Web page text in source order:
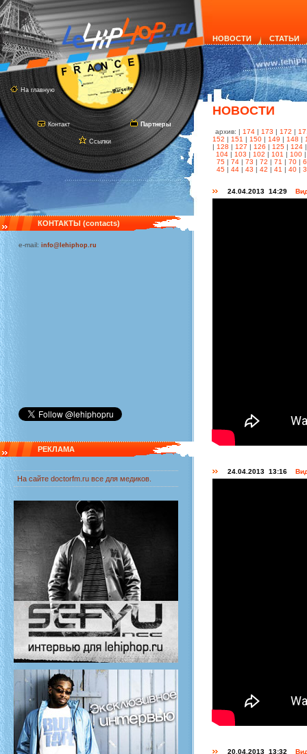
На главную
Контакт
Ссылки
Партнеры
НОВОСТИ СТАТЬИ
НОВОСТИ
КОНТАКТЫ (contacts)
e-mail: info@lehiphop.ru
РЕКЛАМА
На сайте doctorfm.ru все для медиков.
архив: | 174 | 173 | 172 |
152 | 151 | 150 | 149 | 148 |
| 128 | 127 | 126 | 125 | 124
104 | 103 | 102 | 101 | 100
75 |74 |73 |72 |71 |70 |
45 |44 |43 |42 |41 |40 |
24.04.2013 14:29
24.04.2013 13:16
20.04.2013 13:32